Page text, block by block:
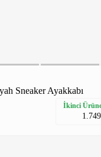
Sneaker Ayakkabı
İkinci